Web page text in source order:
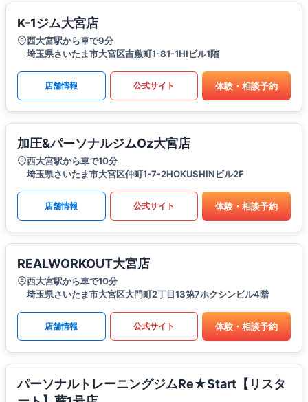
K-1ジム大宮店
西大宮駅から車で9分
埼玉県さいたま市大宮区吉敷町1-81-1HIビル1階
店舗情報 公式サイト 体験・相談予約
加圧&パーソナルジムOz大宮店
西大宮駅から車で10分
埼玉県さいたま市大宮区仲町1-7-2HOKUSHINビル2F
店舗情報 公式サイト 体験・相談予約
REALWORKOUT大宮店
西大宮駅から車で10分
埼玉県さいたま市大宮区大門町2丁目13第7ホクシンビル4階
店舗情報 公式サイト 体験・相談予約
パーソナルトレーニングジムRe★Start【リスタ